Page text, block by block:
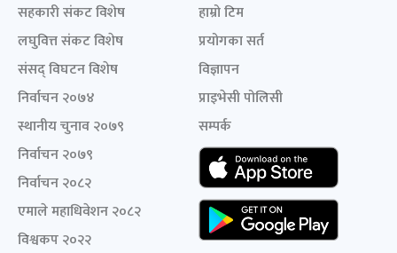
सहकारी संकट विशेष
लघुवित्त संकट विशेष
संसद् विघटन विशेष
निर्वाचन २०७४
स्थानीय चुनाव २०७९
निर्वाचन २०७९
निर्वाचन २०८२
एमाले महाधिवेशन २०८२
विश्वकप २०२२
हाम्रो टिम
प्रयोगका सर्त
विज्ञापन
प्राइभेसी पोलिसी
सम्पर्क